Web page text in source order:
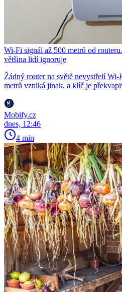
Wi-Fi signál až 500 metrů od
většina lidí ignoruje
Žádný router na světě nevystřelí
metrů vzniká jinak, a klíč je
Mobify.cz
dnes, 12:46
4 min